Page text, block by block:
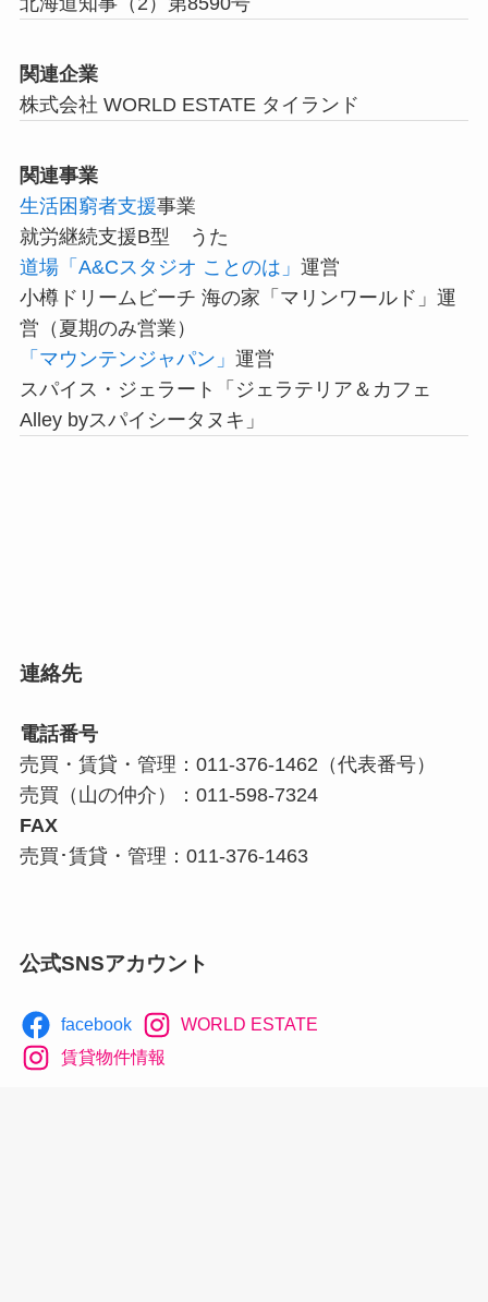
関連企業
株式会社 WORLD ESTATE タイランド
関連事業
生活困窮者支援事業
就労継続支援B型 うた
道場「A&Cスタジオ ことのは」 運営
小樽ドリームビーチ 海の家「マリンワールド」運
営（夏期のみ営業）
「マウンテンジャパン」 運営
スパイス・ジェラート「ジェラテリア＆カフェ
Alley byスパイシータヌキ」
連絡先
電話番号
売買・賃貸・管理：011-376-1462（代表番号）
売買（山の仲介）：011-598-7324
FAX
売買･賃貸・管理：011-376-1463
公式SNSアカウント
facebook
WORLD ESTATE
賃貸物件情報